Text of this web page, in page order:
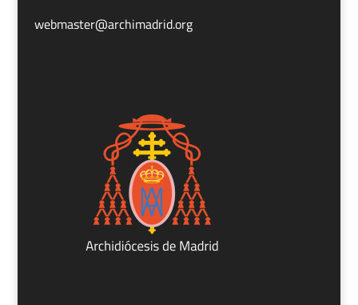
webmaster@archimadrid.org